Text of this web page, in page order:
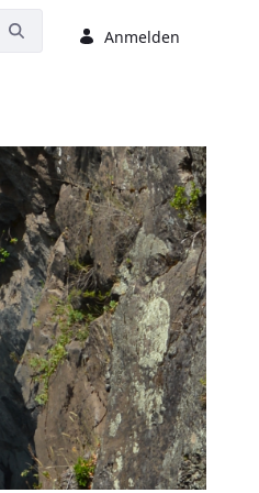
Anmelden